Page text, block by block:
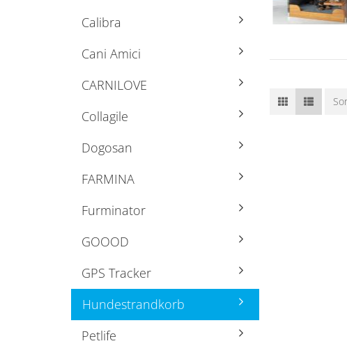
Calibra
Cani Amici
CARNILOVE
Collagile
Dogosan
FARMINA
Furminator
GOOOD
GPS Tracker
Hundestrandkorb
Petlife